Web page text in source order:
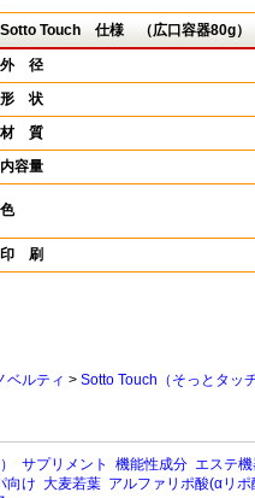
Sotto Touch 仕様 （広口容器80g）
外 径
形 状
材 質
内容量
色
印 刷
ベルティ > Sotto Touch（そっとタッ
サプリメント 機能性成分 エステ
向け 大麦若葉 アルファリポ酸(αリポ